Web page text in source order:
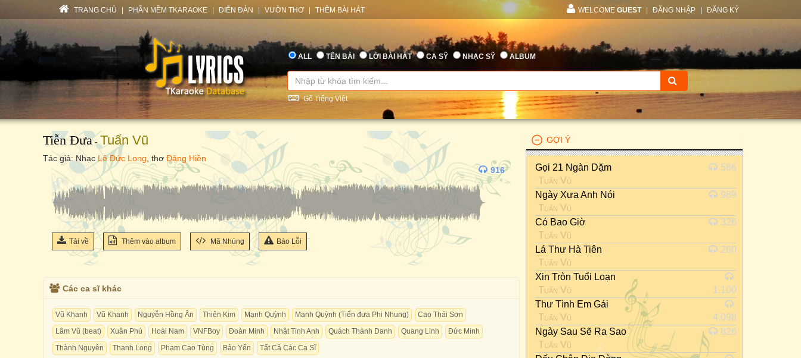
TRANG CHỦ PHẦN MỀM TKARAOKE DIỄN ĐÀN VƯỜN THƠ THÊM BÀI HÁT WELCOME GUEST ĐĂNG NHẬP ĐĂNG KÝ
ALL TÊN BÀI LỜI BÀI HÁT CA SỸ NHẠC SỸ ALBUM
Gõ Tiếng Việt
Tiễn Đưa-Tuấn Vũ
Tác giả: Nhạc Lê Đức Long , thơ Đặng Hiền
916
Tải về Thêm vào album Mã Nhúng Báo Lỗi
Các ca sĩ khác
Vũ Khanh Vũ Khanh Nguyễn Hồng Ân Thiên Kim Mạnh Quỳnh Mạnh Quỳnh (Tiển đưa Phi Nhung)
Cao Thái Sơn
Lâm Vũ (beat)
Xuân Phú Hoài Nam VNFBoy Đoàn Minh Nhật Tinh Anh Quách Thành Danh Quang Linh
Đức Minh
Thành Nguyên
Thanh Long Phạm Cao Tùng Bảo Yến Tất Cả Các Ca Sĩ
GỢI Ý
Gọi 21 Ngàn Dặm
Tuấn Vũ
586
Ngày Xưa Anh Nói
Tuấn Vũ
989
Có Bao Giờ
Tuấn Vũ
326
Lá Thư Hà Tiên
Tuấn Vũ
260
Xin Tròn Tuổi Loạn
Tuấn Vũ
1.100
Thư Tình Em Gái
Tuấn Vũ
4.098
Ngày Sau Sẽ Ra Sao
Tuấn Vũ
826